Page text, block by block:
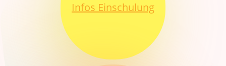
Infos Einschulung